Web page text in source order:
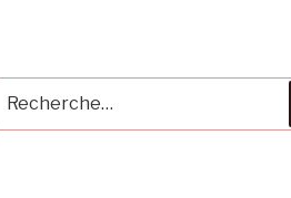
pour